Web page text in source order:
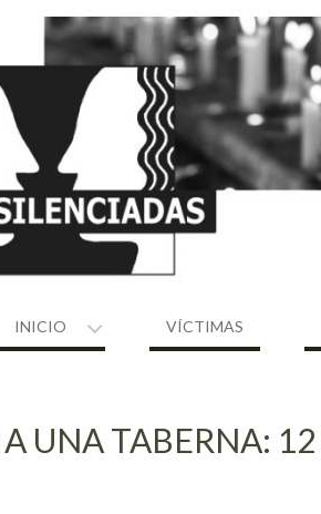
INICIO VÍCTIMAS
UNA TABERNA: